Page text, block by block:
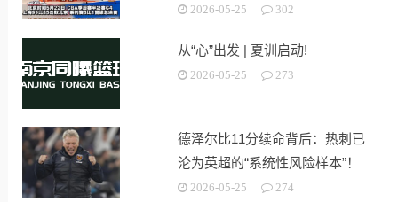
决赛
2026-05-25 302
从“心”出发 | 夏训启动!
2026-05-25 273
德泽尔比11分续命背后：热刺已
沦为英超的“系统性风险样本”！
2026-05-25 274